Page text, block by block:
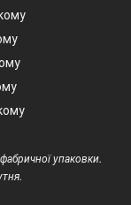
упаковки.